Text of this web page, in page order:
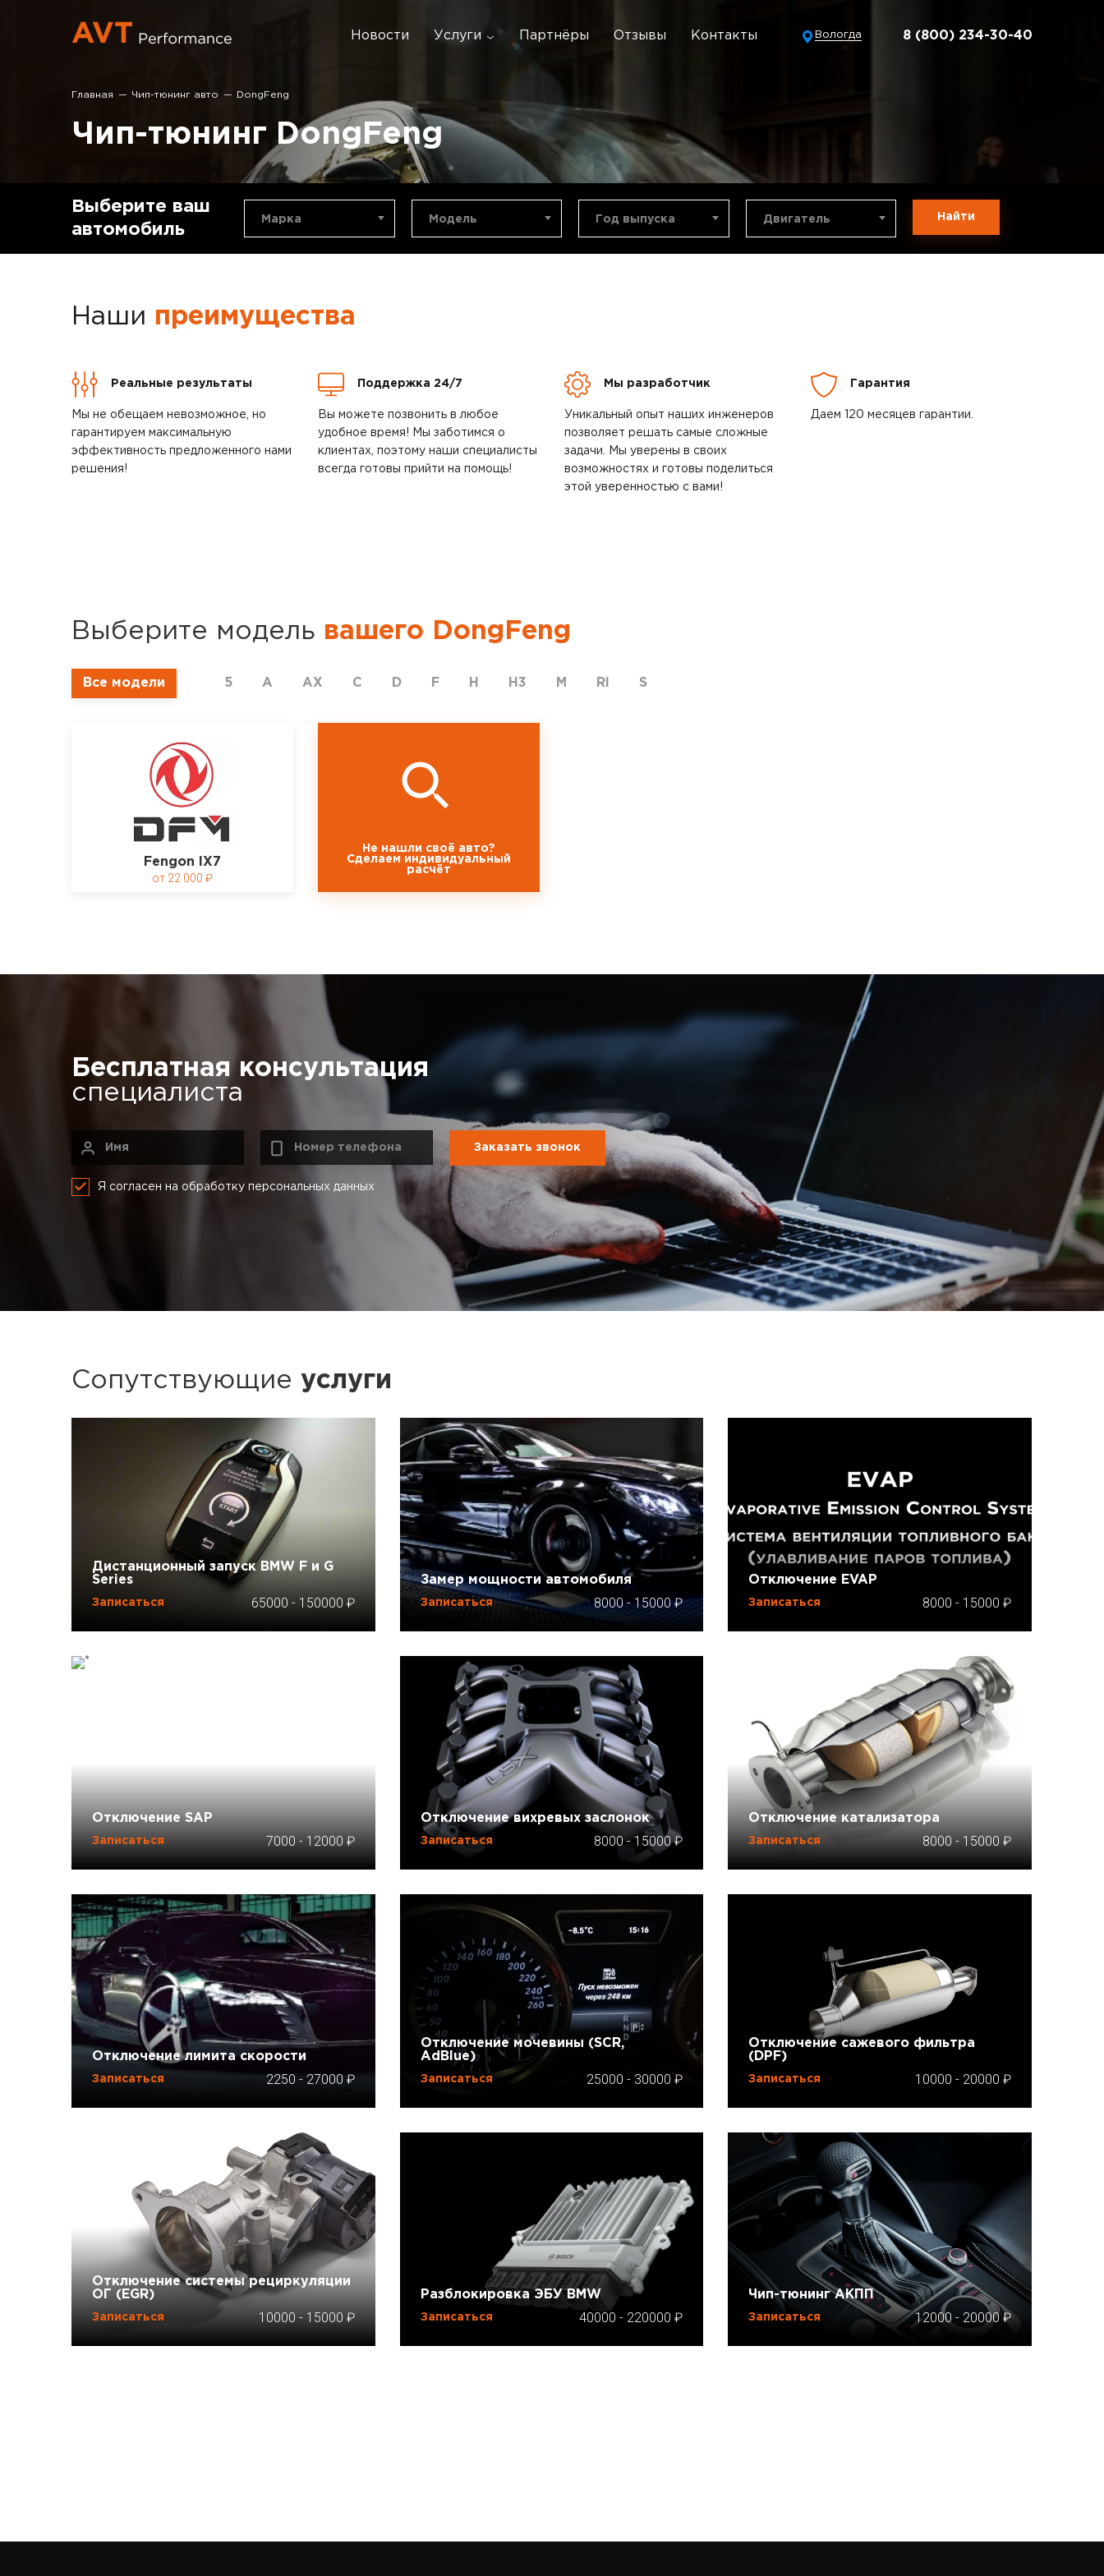
Новости Услуги Партнёры Отзывы Контакты Вологда 8 (800) 234-30-40
Главная Чип-тюнинг авто DongFeng
Чип-тюнинг DongFeng
Выберите ваш
автомобиль
Марка Модель Год выпуска Двигатель Найти
Наши преимущества
Реальные результаты
Мы не обещаем невозможное, но
гарантируем максимальную
эффективность предложенного нами
решения!
Поддержка 24/7
Вы можете позвонить в любое
удобное время! Мы заботимся о
клиентах, поэтому наши специалисты
всегда готовы прийти на помощь!
Мы разработчик
Уникальный опыт наших инженеров
позволяет решать самые сложные
задачи. Мы уверены в своих
возможностях и готовы поделиться
этой уверенностью с вами!
Гарантия
Даем 120 месяцев гарантии.
Выберите модель вашего DongFeng
Все модели 5 A AX C D F H H3 M RI S
Fengon IX7
22 000
Не нашли своё авто?
Сделаем индивидуальный
расчёт
Бесплатная консультация
специалиста
Я согласен на обработку персональных данных
Сопутствующие услуги
Дистанционный запуск BMW F и G
Series
Записаться 65000 - 150000
Замер мощности автомобиля
Записаться 8000-15000
Отключение EVAP
Записаться 8000 - 15000
Отключение SAP
Записаться 7000-12000
Отключение вихревых заслонок
Записаться 8000-15000
Отключение катализатора
Записаться 8000-15000
Отключение лимита скорости
Записаться 2250 - 27000
Отключение мочевины (SCR,
AdBlue)
Записаться 25000- 30000
Отключение сажевого фильтра
(DPF)
Записаться 10000 - 20000
Отключение системы рециркуляции
ОГ (EGR)
Записаться 10000 - 15000
Разблокировка ЭБУ BMW
Записаться 40000- 220000
Чип-тюнинг АКПП
Записаться 12000 - 20000